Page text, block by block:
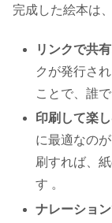
完成した絵本は
リンクで共有
クが発行さ
ことで、誰
印刷して楽
に最適なの
刷すれば、
す 。
ナレーション